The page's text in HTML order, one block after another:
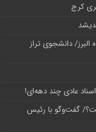
البرز/ دانشجوی تراز
عادی چند‌ دهه‌ای!
گفت‌وگو با رئیس